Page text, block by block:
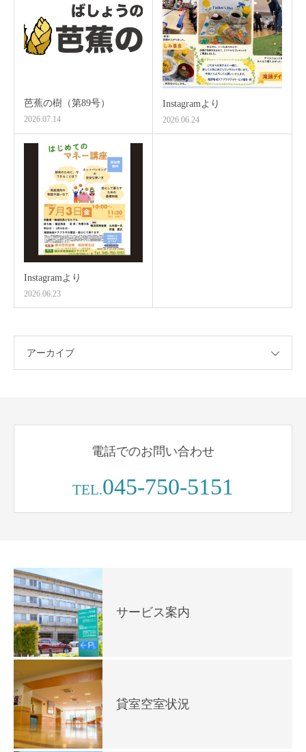
芭蕉の樹（第89号）
2026.07.14
Instagramより
2026.06.24
Instagramより
2026.06.23
アーカイブ
電話でのお問い合わせ
TEL.045-750-5151
サービス案内
貸室空室状況